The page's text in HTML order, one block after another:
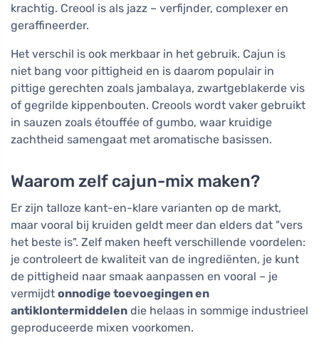
krachtig. Creool is als jazz – verfijnder, complexer en
geraffineerder.
Het verschil is ook merkbaar in het gebruik. Cajun is
niet bang voor pittigheid en is daarom populair in
pittige gerechten zoals jambalaya, zwartgeblakerde vis
of gegrilde kippenbouten. Creools wordt vaker gebruikt
in sauzen zoals étouffée of gumbo, waar kruidige
zachtheid samengaat met aromatische basissen.
Waarom zelf cajun-mix maken?
Er zijn talloze kant-en-klare varianten op de markt,
maar vooral bij kruiden geldt meer dan elders dat "vers
het beste is". Zelf maken heeft verschillende voordelen:
je controleert de kwaliteit van de ingrediënten, je kunt
de pittigheid naar smaak aanpassen en vooral – je
vermijdt onnodige toevoegingen en
antiklontermiddelen die helaas in sommige industrieel
geproduceerde mixen voorkomen.